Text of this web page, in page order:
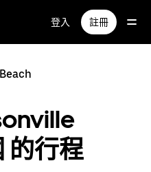
登入 註冊
的行程